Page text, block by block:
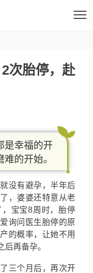
次胎停，赴
是幸福的开
的开始。
没有避孕，半年后
，婆婆还特意从老
宝宝8周时，胎停
询问医生胎停的原
的概率，让她不用
再备孕。
三个月后，再次开